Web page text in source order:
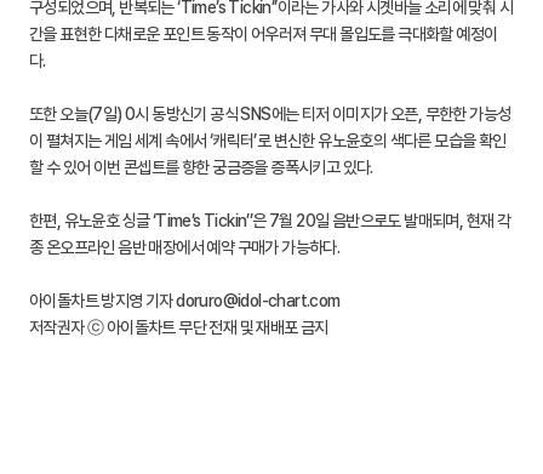
구성되었으며, 반복되는 ‘Time’s Tickin’’이라는 가사와 시곗바늘 소리에 맞춰 시
간을 표현한 다채로운 포인트 동작이 어우러져 무대 몰입도를 극대화할 예정이
다.
또한 오늘(7일) 0시 동방신기 공식 SNS에는 티저 이미지가 오픈, 무한한 가능성
이 펼쳐지는 게임 세계 속에서 ‘캐릭터’로 변신한 유노윤호의 색다른 모습을 확인
할 수 있어 이번 콘셉트를 향한 궁금증을 증폭시키고 있다.
한편, 유노윤호 싱글 ‘Time’s Tickin’’은 7월 20일 음반으로도 발매되며, 현재 각
종 온오프라인 음반 매장에서 예약 구매가 가능하다.
아이돌차트 방지영 기자 doruro@idol-chart.com
저작권자 ⓒ 아이돌차트 무단 전재 및 재배포 금지